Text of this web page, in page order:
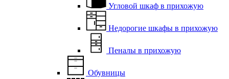
Угловой шкаф в прихожую
Недорогие шкафы в прихожую
Пеналы в прихожую
Обувницы